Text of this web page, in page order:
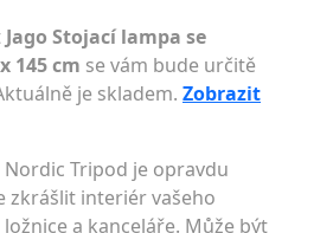
Jago Stojací lampa se
145 cm se vám bude určitě
je skladem. Zobrazit
Tripod je opravdu
zkrášlit interiér vašeho
a kanceláře. Může být